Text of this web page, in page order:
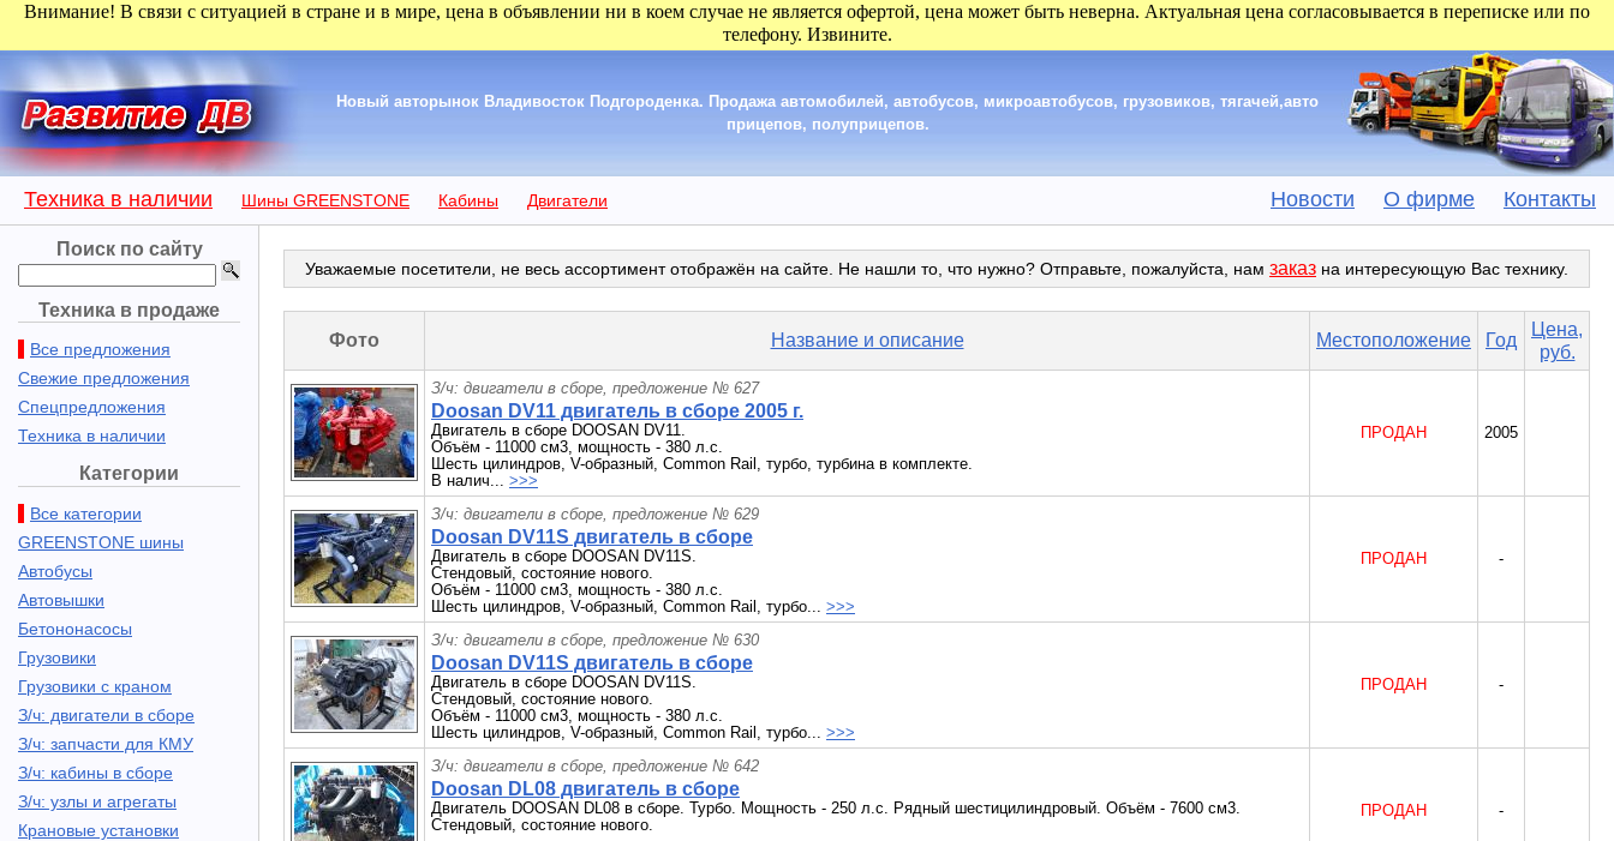
Внимание! В связи с ситуацией в стране и в мире, цена в объявлении ни в коем случае не является офертой, цена может быть неверна. Актуальная цена согласовывается в переписке или по
телефону. Извините.
Новый авторынок Владивосток Подгороденка. Продажа автомобилей, автобусов, микроавтобусов, грузовиков, тягачей,авто
прицепов, полуприцепов.
Техника в наличии Шины GREENSTONE Кабины Двигатели Новости О фирме Контакты
Поиск по сайту
Техника в продаже
Все предложения
Свежие предложения
Спецпредложения
Техника в наличии
Категории
Все категории
GREENSTONE шины
Автобусы
Автовышки
Бетононасосы
Грузовики
Грузовики с краном
З/ч: двигатели в сборе
З/ч: запчасти для КМУ
З/ч: кабины в сборе
З/ч: узлы и агрегаты
Крановые установки
Уважаемые посетители, не весь ассортимент отображён на сайте. Не нашли то, что нужно? Отправьте, пожалуйста, нам заказ на интересующую Вас технику.
Фото Название и описание Местоположение Год
Цена,
руб.
З/ч: двигатели в сборе, предложение № 627
Doosan DV11 двигатель в сборе 2005 г.
Двигатель в сборе DOOSAN DV11.
Объём - 11000 см3, мощность - 380 л.с.
Шесть цилиндров, V-образный, Common Rail, турбо, турбина в комплекте.
В налич... >>>
ПРОДАН 2005
З/ч: двигатели в сборе, предложение № 629
Doosan DV11S двигатель в сборе
Двигатель в сборе DOOSAN DV11S.
Стендовый, состояние нового.
Объём - 11000 см3, мощность - 380 л.с.
Шесть цилиндров, V-образный, Common Rail, турбо... >>>
ПРОДАН -
З/ч: двигатели в сборе, предложение № 630
Doosan DV11S двигатель в сборе
Двигатель в сборе DOOSAN DV11S.
Стендовый, состояние нового.
Объём - 11000 см3, мощность - 380 л.с.
Шесть цилиндров, V-образный, Common Rail, турбо... >>>
ПРОДАН -
З/ч: двигатели в сборе, предложение № 642
Doosan DL08 двигатель в сборе
Двигатель DOOSAN DL08 в сборе. Турбо. Мощность - 250 л.с. Рядный шестицилиндровый. Объём - 7600 см3.
Стендовый, состояние нового.
ПРОДАН -